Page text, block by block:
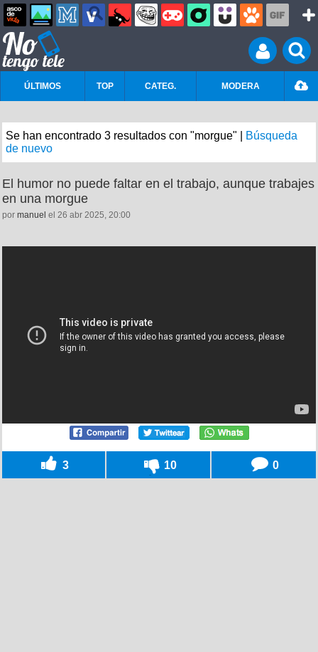
ÚLTIMOS TOP CATEG. MODERA
Se han encontrado 3 resultados con "morgue" |
Búsqueda
de nuevo
El humor no puede faltar en el trabajo, aunque trabajes
en una morgue
por manuel el 26 abr 2025, 20:00
3 10 0